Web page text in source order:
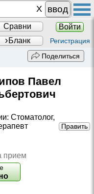
ввод
Сравни
Войти
Бланк Регистрация
Поделиться
Павел
Стоматолог,
Править
прием